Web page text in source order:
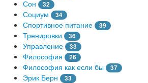
Сон 32
Социум 34
Спортивное питание 39
Тренировки 36
Управление 33
Философия 26
Философия как если бы 37
Эрик Берн
33